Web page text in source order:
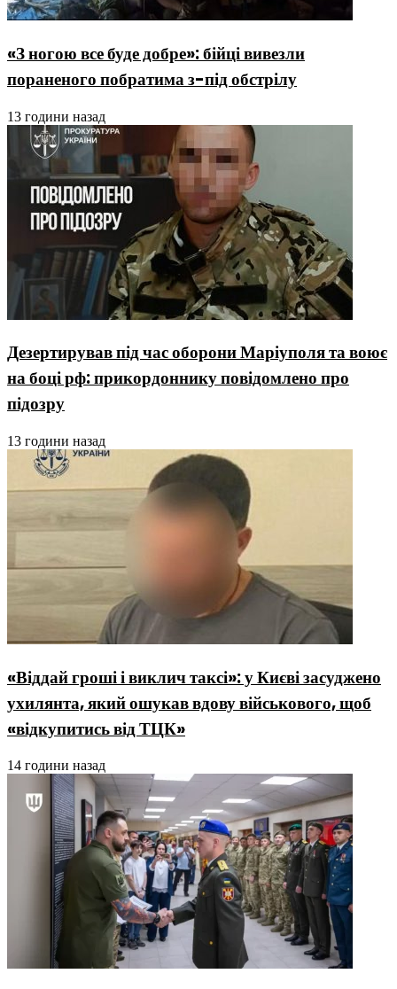
«З ногою все буде добре»: бійці вивезли
пораненого побратима з-під обстрілу
13 години назад
Дезертирував під час оборони Маріуполя та воює
на боці рф: прикордоннику повідомлено про
підозру
13 години назад
«Віддай гроші і виклич таксі»: у Києві засуджено
ухилянта, який ошукав вдову військового, щоб
«відкупитись від ТЦК»
14 години назад